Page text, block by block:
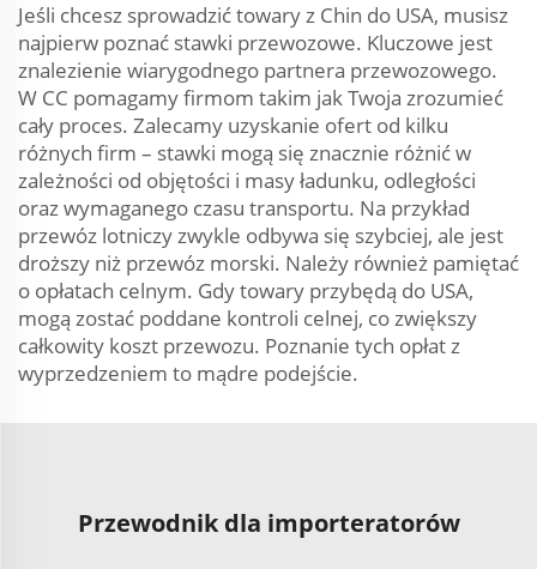
Jeśli chcesz sprowadzić towary z Chin do USA, musisz
najpierw poznać stawki przewozowe. Kluczowe jest
znalezienie wiarygodnego partnera przewozowego.
W CC pomagamy firmom takim jak Twoja zrozumieć
cały proces. Zalecamy uzyskanie ofert od kilku
różnych firm – stawki mogą się znacznie różnić w
zależności od objętości i masy ładunku, odległości
oraz wymaganego czasu transportu. Na przykład
przewóz lotniczy zwykle odbywa się szybciej, ale jest
droższy niż przewóz morski. Należy również pamiętać
o opłatach celnym. Gdy towary przybędą do USA,
mogą zostać poddane kontroli celnej, co zwiększy
całkowity koszt przewozu. Poznanie tych opłat z
wyprzedzeniem to mądre podejście.
Przewodnik dla importeratorów